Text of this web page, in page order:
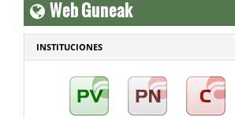
INSTITUCIONES